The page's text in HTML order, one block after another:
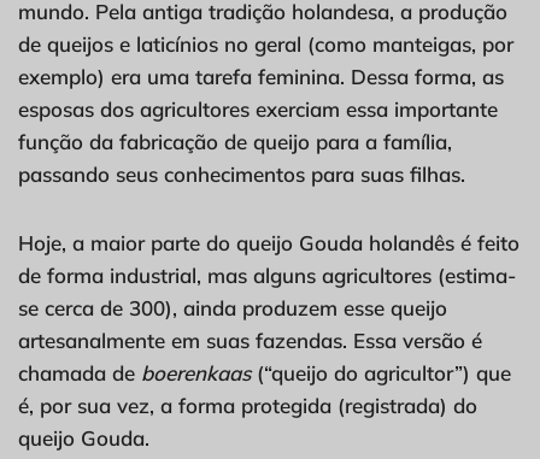
mundo. Pela antiga tradição holandesa, a produção
de queijos e laticínios no geral (como manteigas, por
exemplo) era uma tarefa feminina. Dessa forma, as
esposas dos agricultores exerciam essa importante
função da fabricação de queijo para a família,
passando seus conhecimentos para suas filhas.
Hoje, a maior parte do queijo Gouda holandês é feito
de forma industrial, mas alguns agricultores (estima-
se cerca de 300), ainda produzem esse queijo
artesanalmente em suas fazendas. Essa versão é
chamada de boerenkaas(“queijo do agricultor”) que
é, por sua vez, a forma protegida (registrada) do
queijo Gouda.